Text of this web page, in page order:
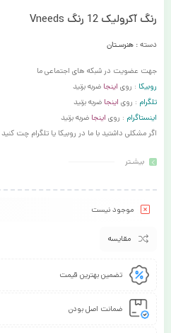
رنگ آکرولیک 12 رنگ Vneeds
دسته : هنرسـتان
جهت عضویت در شبکه های اجتماعی ما
روبیکا : روی اینجا ضربه بزنید
تلگرام : روی اینجا ضربه بزنید
اینستاگرام : روی اینجا ضربه بزنید
اگر مشکلی داشتید با ما در روبیکا یا تلگرام چت کنید
بیشـتر
موجود نیست
مقایسه
تضمین بهترین قیمت
ضمانت اصل بودن